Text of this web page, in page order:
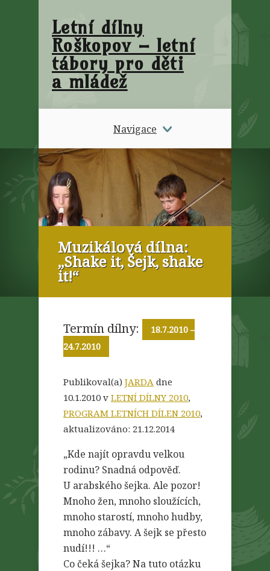
Letní dílny
Roškopov – letní
tábory pro děti
a mládež
Navigace
Muzikálová dílna:
„Shake it, Šejk, shake
it!“
Termín dílny: 18.7.2010 –
24.7.2010
Publikoval(a) JARDA dne
10.1.2010 v LETNÍ DÍLNY 2010,
PROGRAM LETNÍCH DÍLEN 2010,
aktualizováno: 21.12.2014
„Kde najít opravdu velkou
rodinu? Snadná odpověď.
U arabského šejka. Ale pozor!
Mnoho žen, mnoho sloužících,
mnoho starostí, mnoho hudby,
mnoho zábavy. A šejk se přesto
nudí!!! …“
Co čeká šejka? Na tuto otázku